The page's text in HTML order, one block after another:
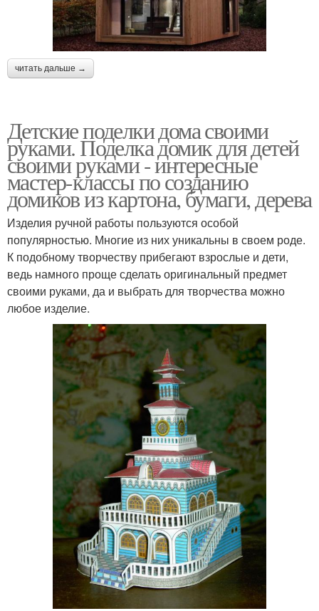
читать дальше →
Детские поделки дома своими
руками. Поделка домик для детей
своими руками - интересные
мастер-классы по созданию
домиков из картона, бумаги, дерева
Изделия ручной работы пользуются особой
популярностью. Многие из них уникальны в своем роде.
К подобному творчеству прибегают взрослые и дети,
ведь намного проще сделать оригинальный предмет
своими руками, да и выбрать для творчества можно
любое изделие.